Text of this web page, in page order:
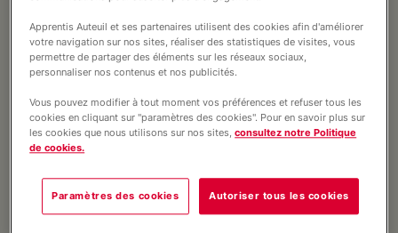
faisant partie du dispositif DIAM'S. Ce
projet avait pour objectif de renforcer
la persévérance scolaire et l’estime de
soi, en aidant les jeunes à changer leur
regard sur leurs capacités et sur leur
avenir.
Apprentis Auteuil et ses partenaires utilisent des cookies afin d'améliorer
votre navigation sur nos sites, réaliser des statistiques de visites, vous
permettre de partager des éléments sur les réseaux sociaux,
personnaliser nos contenus et nos publicités.
Vous pouvez modifier à tout moment vos préférences et refuser tous les
cookies en cliquant sur "paramètres des cookies". Pour en savoir plus sur
les cookies que nous utilisons sur nos sites,consultez notre Politique
de cookies.
Paramètres des cookies Autoriser tous les cookies